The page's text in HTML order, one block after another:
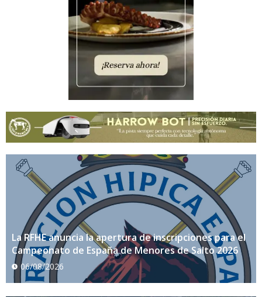
La RFHE anuncia la apertura de inscripciones para el
Campeonato de España de Menores de Salto 2026
06/08/2026